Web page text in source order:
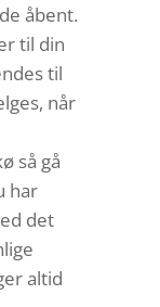
åbent.
til din
til
når
så gå
har
det
altid